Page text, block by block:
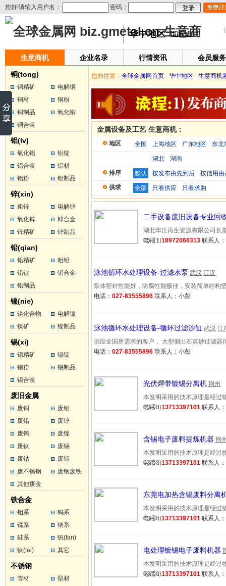
您好!请输入用户名： 密码：
华中地区 [切换城市]
生意商机 企业名录 行情资讯 会员服务
铜(tong)
铜精矿
电解铜
铜材
铜粉
铜制品
氧化铜
铜合金
铝(lv)
氧化铝
铝锭
铝合金
铝材
铝粉
铝制品
锌(xin)
粗锌
电解锌
氧化锌
锌合金
锌精矿
锌制品
铅(qian)
铅精矿
粗铅
铅锭
铅合金
铅制品
镍(nie)
镍化合物
电解镍
镍矿
镍制品
锡(xi)
锡精矿
锡锭
锡粉
锡制品
锡合金
废旧金属
废铜
废铝
废铅
废锌
废钨
废镍
废钛
废锡
废钴
废钼
废不锈钢
废钢废铁
其他废金
属铁合金
钼系
钨系
锰系
铬系
硅系
钒(fan)
钛(tai)
其它
不锈钢
管材
型材
您的位置： 全球金属网首页 - 华中地区 - 生意商机
金属设备及工艺 生意商机：
地区 全国 上海地区 广东地区 东北
湖北
湖南
排序
默认 按发布由先到后
按信用由
供求
全部 只看供应 只看求购
二手设备废旧设备专业回
湖北华庄再生资源有限公司
05-21)
电话：18972066313 联系人
泳池循环水处理设备-过滤水泵 武汉 江汉
泵体密封性能好，防腐性能极佳，安装简单结构
电话： 027-83555896 联系人：小彭
泳池循环水处理设备-循环过滤沙缸 武汉 江
供应全国所需求的客户， 大型侧出石英砂过滤
电话： 027-83555896 联系人：小彭
光伏焊带镀锡分离机 荆州
本发明采用的技术原理是经
03-08)
电话：13713397101 联系人
含锡电子废料提炼机器 荆
本发明采用的技术原理是经
03-08)
电话：13713397101 联系人
东莞电加热含锡废料分离
本发明采用的技术原理是经
03-08)
电话：13713397101 联系人
电处理镀锡电子废料机器
本发明采用的技术原理是经
03-08)
电话：13713397101 联系人